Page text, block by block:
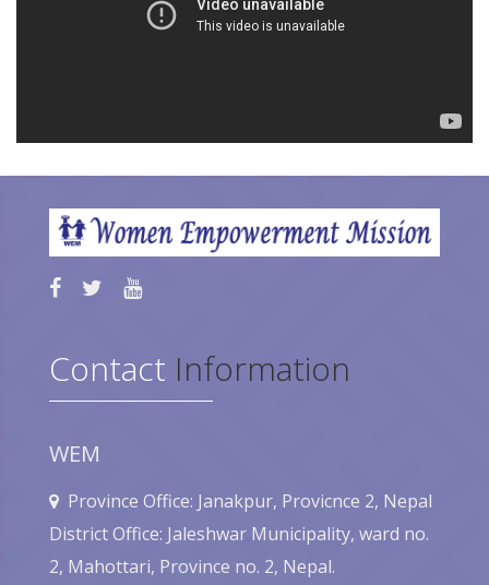
Contact Information
WEM
Province Office: Janakpur, Provicnce 2, Nepal
District Office: Jaleshwar Municipality, ward no.
2, Mahottari, Province no. 2, Nepal.